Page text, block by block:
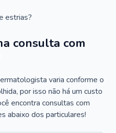
estrias?
consulta com
varia conforme o
por isso não há um custo
encontra consultas com
abaixo dos particulares!